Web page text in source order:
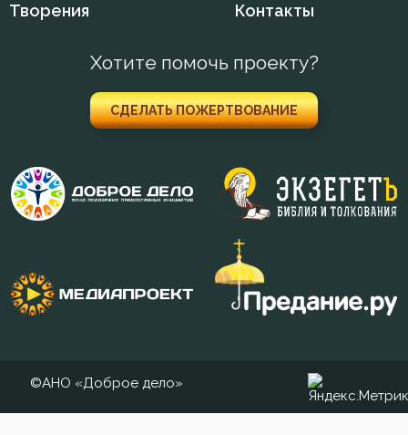
Творения
Контакты
Хотите помочь проекту?
СДЕЛАТЬ ПОЖЕРТВОВАНИЕ
©АНО «Доброе дело»